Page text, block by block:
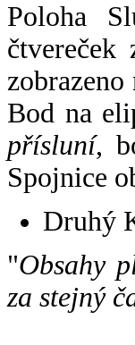
Poloha
Bod na
přísluní,
Spojnice
Druhý
"Obsahy
za stejný